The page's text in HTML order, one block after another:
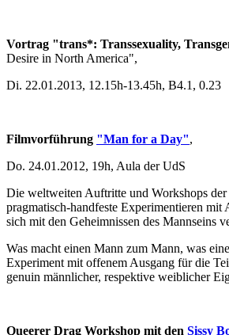
Vortrag "trans*: Transsexuality,
Desire in North America",
Di. 22.01.2013, 12.15h-13.45h, B4.1, 0.23
Filmvorführung "Man for a Day",
Do. 24.01.2012, 19h, Aula der UdS
Die weltweiten Auftritte und Workshops
pragmatisch-handfeste Experimentieren mit
sich mit den Geheimnissen des Mannseins
Was macht einen Mann zum Mann, was
Experiment mit offenem Ausgang für die
genuin männlicher, respektive weiblicher
Queerer Drag Workshop mit den Sissy